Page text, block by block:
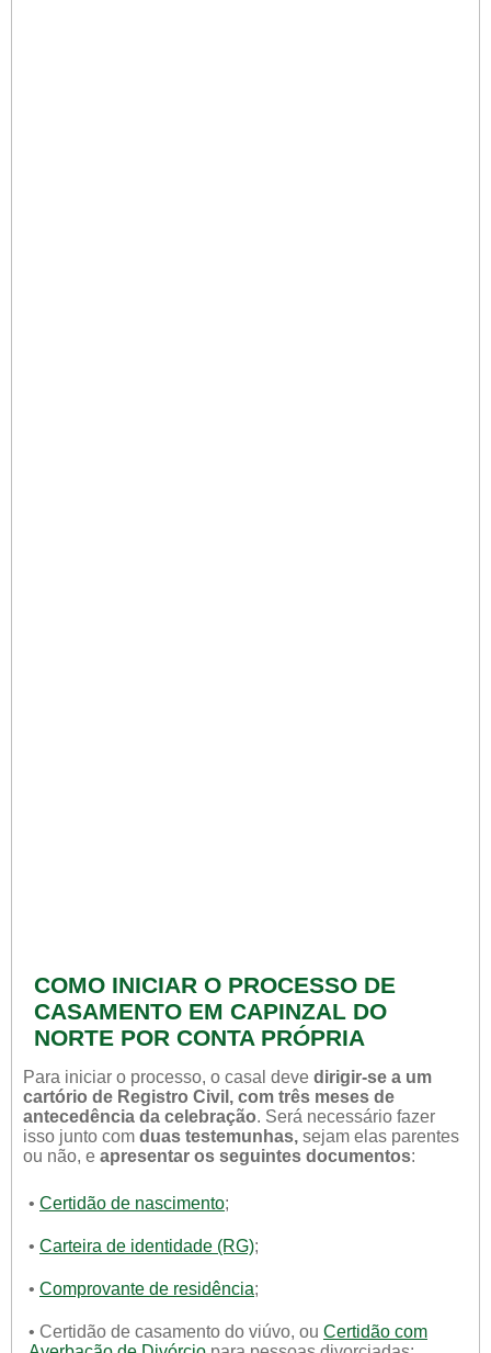
COMO INICIAR O PROCESSO DE
CASAMENTO EM CAPINZAL DO
NORTE POR CONTA PRÓPRIA
Para iniciar o processo, o casal deve dirigir-se a um
cartório de Registro Civil, com três meses de
antecedência da celebração. Será necessário fazer
isso junto com duas testemunhas, sejam elas parentes
ou não, e apresentar os seguintes documentos:
• Certidão de nascimento;
• Carteira de identidade (RG);
• Comprovante de residência;
• Certidão de casamento do viúvo, ou Certidão com